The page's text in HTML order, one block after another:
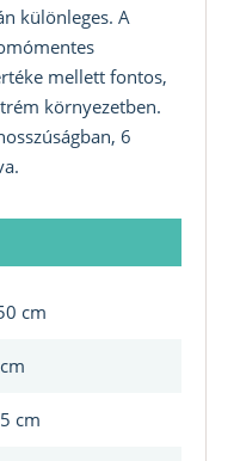
különleges. A
mellett fontos,
környezetben.
6
cm
cm